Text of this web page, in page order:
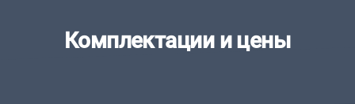
Комплектации и цены